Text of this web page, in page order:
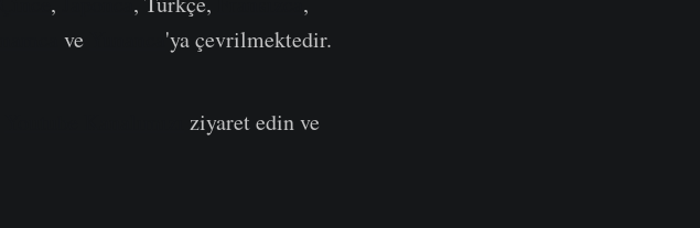
ve 'ya çevrilmektedir.
ziyaret edin ve